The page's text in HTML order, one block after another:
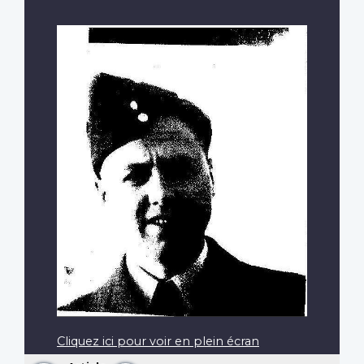
Cliquez ici pour voir en plein écran